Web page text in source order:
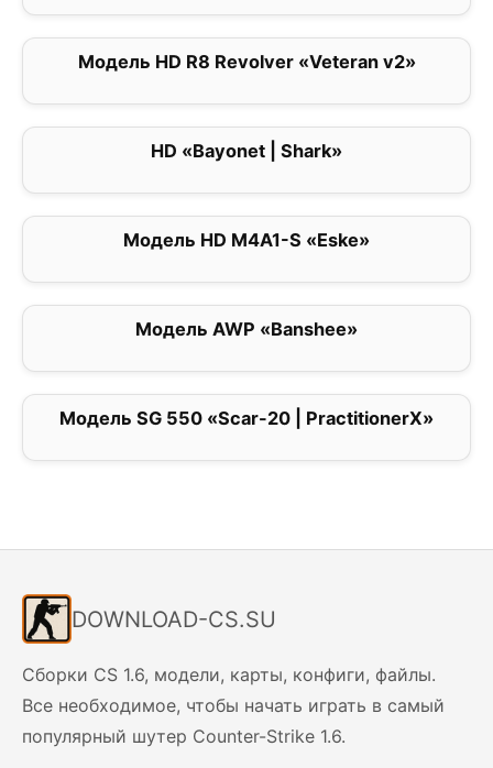
Модель HD R8 Revolver «Veteran v2»
HD «Bayonet | Shark»
Модель HD M4A1-S «Eske»
Модель AWP «Banshee»
Модель SG 550 «Scar-20 | PractitionerX»
DOWNLOAD-CS.SU
Сборки CS 1.6, модели, карты, конфиги, файлы.
Все необходимое, чтобы начать играть в самый
популярный шутер Counter-Strike 1.6.